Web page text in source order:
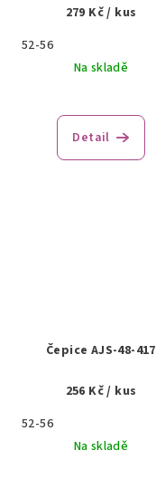
279 Kč/ kus
52-56
Na skladě
Detail
Čepice AJS-48-417
256 Kč/ kus
52-56
Na skladě